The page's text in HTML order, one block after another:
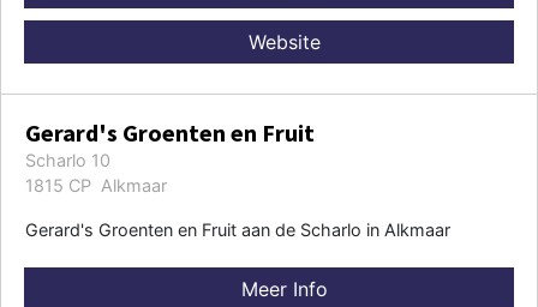
Website
Gerard's Groenten en Fruit
Scharlo 10
1815 CP Alkmaar
Gerard's Groenten en Fruit aan de Scharlo in Alkmaar
Meer Info